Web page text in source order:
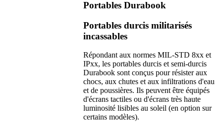
Portables Durabook
Portables durcis militarisés
incassables
Répondant aux normes MIL-STD 8xx et
IPxx, les portables durcis et semi-durcis
Durabook sont conçus pour résister aux
chocs, aux chutes et aux infiltrations d'eau
et de poussières. Ils peuvent être équipés
d'écrans tactiles ou d'écrans très haute
luminosité lisibles au soleil (en option sur
certains modèles).